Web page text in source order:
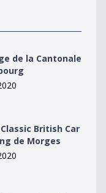
de la Cantonale
de Morges
British Car
de Morges